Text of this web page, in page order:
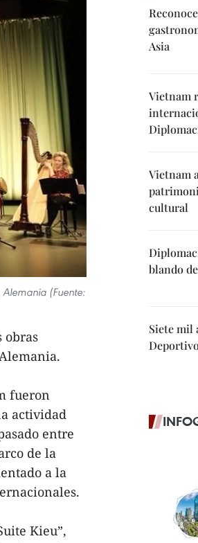
(Fuente:
obras
fueron
actividad
entre
de la
a la
Kieu”,
Asia
Vietnam
Vietnam
cultural
blando
Siete mil